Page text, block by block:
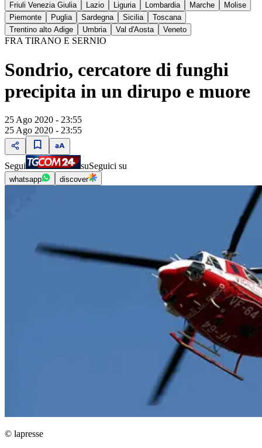
Friuli Venezia Giulia
Lazio Liguria Lombardia Marche
Molise
Piemonte
Puglia Sardegna Sicilia
Toscana
Trentino alto Adige
Umbria Val d'Aosta Veneto
FRA TIRANO E SERNIO
Sondrio, cercatore di funghi
precipita in un dirupo e muore
25 Ago 2020 - 23:55
25 Ago 2020 - 23:55
Segui suSeguici su
whatsapp discover
© lapresse